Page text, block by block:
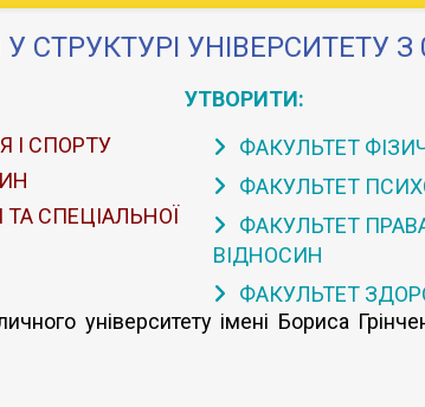
СТРУКТУРІ УНІВЕРСИТЕТУ З
І СПОРТУ
СПЕЦІАЛЬНОЇ
УТВОРИТИ:
ФАКУЛЬТЕТ
ФАКУЛЬТЕТ
ФАКУЛЬТЕТ
ВІДНОСИН
ФАКУЛЬТЕТ
університету імені Бориса